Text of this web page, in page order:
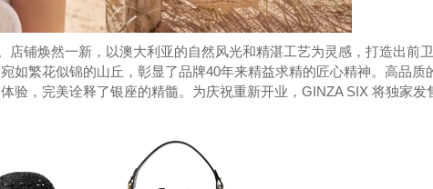
店铺焕然一新，以澳大利亚的自然风光和精湛工艺为灵感，打造出前
如繁花似锦的山丘，彰显了品牌40年来精益求精的匠心精神。高品质
验，完美诠释了银座的精髓。为庆祝重新开业，GINZA SIX 将独家发